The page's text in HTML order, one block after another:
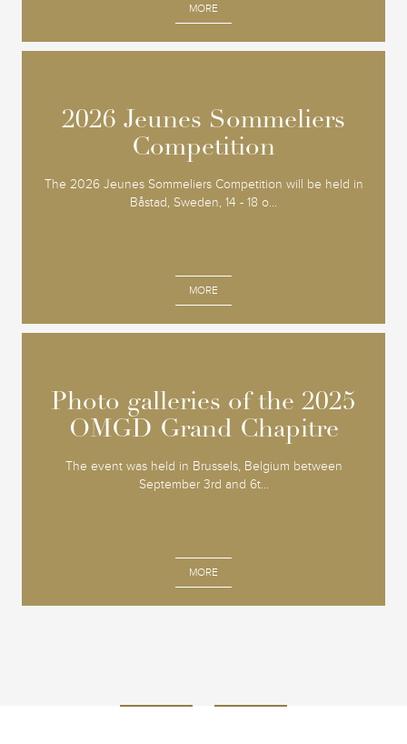
MORE
2026 Jeunes Sommeliers
Competition
The 2026 Jeunes Sommeliers Competition will be held in
Båstad, Sweden, 14 - 18 o...
MORE
2026 Jeunes Sommeliers
Competition
Photo galleries of the 2025
OMGD Grand Chapitre
The event was held in Brussels, Belgium between
September 3rd and 6t...
MORE
Photo galleries of the 2025
OMGD Grand Chapitre